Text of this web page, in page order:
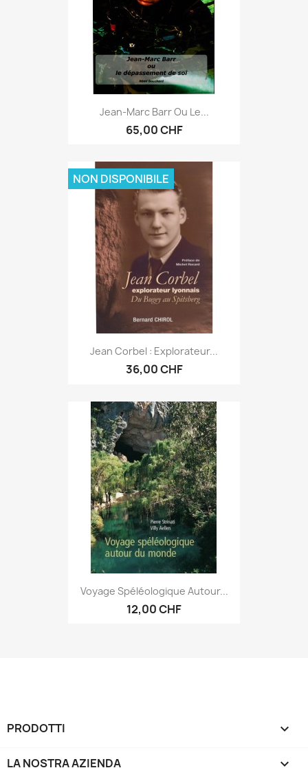
Jean-Marc Barr Ou Le...
65,00 CHF
Jean Corbel : Explorateur...
36,00 CHF
NON DISPONIBILE
Voyage Spéléologique Autour...
12,00 CHF
PRODOTTI 
LA NOSTRA AZIENDA 